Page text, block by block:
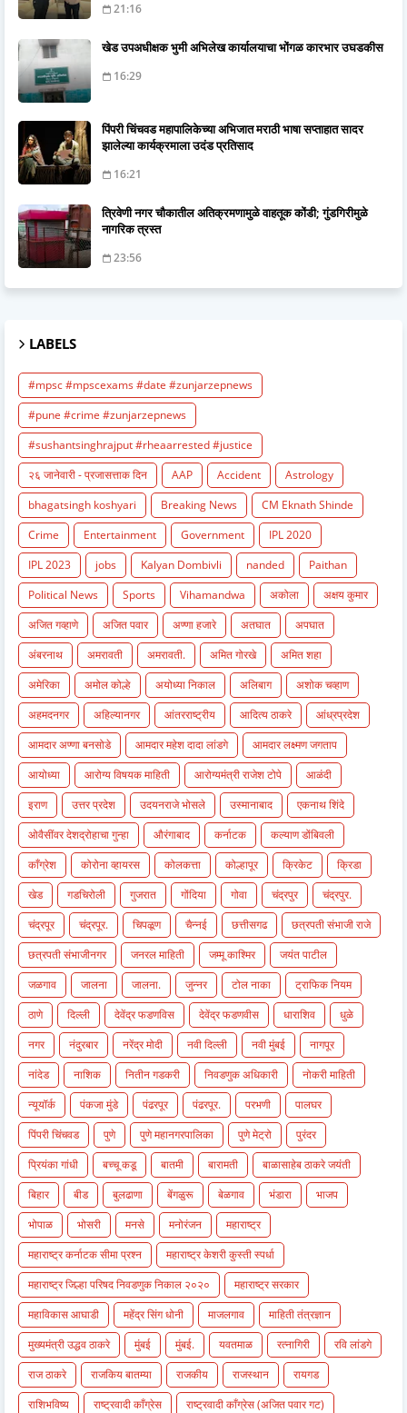
21:16
खेड उपअधीक्षक भुमी अभिलेख कार्यालयाचा भोंगळ कारभार उघडकीस
16:29
पिंपरी चिंचवड महापालिकेच्या अभिजात मराठी भाषा सप्ताहात सादर
झालेल्या कार्यक्रमाला उदंड प्रतिसाद
16:21
त्रिवेणी नगर चौकातील अतिक्रमणामुळे वाहतूक कोंडी; गुंडगिरीमुळे
नागरिक त्रस्त
23:56
LABELS
#mpsc #mpscexams #date #zunjarzepnews
#pune #crime #zunjarzepnews
#sushantsinghrajput #rheaarrested #justice
२६ जानेवारी - प्रजासत्ताक दिन
AAP Accident
Astrology
bhagatsingh koshyari
Breaking News
CM Eknath Shinde
Crime
Entertainment Government
IPL 2020
IPL 2023
jobs Kalyan Dombivli nanded
Paithan
Political News
Sports Vihamandwa अकोला
अक्षय कुमार
अजित गव्हाणे
अजित पवार अण्णा हजारे अतघात
अपघात
अंबरनाथ
अमरावती अमरावती. अमित गोरखे
अमित शहा
अमेरिका
अमोल कोल्हे अयोध्या निकाल अलिबाग
अशोक चव्हाण
अहमदनगर
अहिल्यानगर आंतरराष्ट्रीय आदित्य ठाकरे
आंध्रप्रदेश
आमदार अण्णा बनसोडे
आमदार महेश दादा लांडगे
आमदार लक्ष्मण जगताप
आयोध्या
आरोग्य विषयक माहिती आरोग्यमंत्री राजेश टोपे
आळंदी
इराण
उत्तर प्रदेश उदयनराजे भोसले उस्मानाबाद
एकनाथ शिंदे
ओवैसींवर देशद्रोहाचा गुन्हा
औरंगाबाद कर्नाटक
कल्याण डोंबिवली
काँग्रेश
कोरोना व्हायरस कोलकत्ता कोल्हापूर क्रिकेट
क्रिडा
खेड
गडचिरोली गुजरात गोंदिया गोवा चंद्रपुर
चंद्रपुर.
चंद्रपूर
चंद्रपूर. चिपळूण चैन्नई छत्तीसगढ
छत्रपती संभाजी राजे
छत्रपती संभाजीनगर
जनरल माहिती जम्मू काश्मिर
जयंत पाटील
जळगाव
जालना जालना. जुन्नर टोल नाका
ट्राफिक नियम
ठाणे
दिल्ली देवेंद्र फडणविस देवेंद्र फडणवीस धाराशिव
धुळे
नगर
नंदुरबार नरेंद्र मोदी नवी दिल्ली नवी मुंबई
नागपूर
नांदेड
नाशिक नितीन गडकरी निवडणुक अधिकारी
नोकरी माहिती
न्यूयॉर्क
पंकजा मुंडे पंढरपूर पंढरपूर. परभणी
पालघर
पिंपरी चिंचवड
पुणे पुणे महानगरपालिका पुणे मेट्रो
पुरंदर
प्रियंका गांधी
बच्चू कडू बातमी बारामती
बाळासाहेब ठाकरे जयंती
बिहार
बीड बुलढाणा बेंगळुरू बेळगाव भंडारा
भाजप
भोपाळ
भोसरी मनसे मनोरंजन
महाराष्ट्र
महाराष्ट्र कर्नाटक सीमा प्रश्न
महाराष्ट्र केशरी कुस्ती स्पर्धा
महाराष्ट्र जिल्हा परिषद निवडणुक निकाल २०२०
महाराष्ट्र सरकार
महाविकास आघाडी
महेंद्र सिंग धोनी माजलगाव
माहिती तंत्रज्ञान
मुख्यमंत्री उद्धव ठाकरे
मुंबई मुंबई. यवतमाळ रत्नागिरी
रवि लांडगे
राज ठाकरे
राजकिय बातम्या राजकीय राजस्थान
रायगड
राशिभविष्य
राष्ट्रवादी काँग्रेस राष्ट्रवादी काँग्रेस (अजित पवार गट)